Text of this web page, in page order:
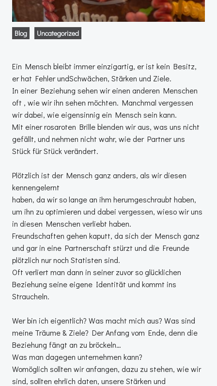
Blog Uncategorized
Ein Mensch bleibt immer einzigartig, er ist kein Besitz,
er hat Fehler undSchwächen, Stärken und Ziele.
In einer Beziehung sehen wir einen anderen Menschen
oft , wie wir ihn sehen möchten. Manchmal vergessen
wir dabei, wie eigensinnig ein Mensch sein kann.
Mit einer rosaroten Brille blenden wir aus, was uns nicht
gefällt, und nehmen nicht wahr, wie der Partner uns
Stück für Stück verändert.
Plötzlich ist der Mensch ganz anders, als wir diesen
kennengelernt
haben, da wir so lange an ihm herumgeschraubt haben,
um ihn zu optimieren und dabei vergessen, wieso wir uns
in diesen Menschen verliebt haben.
Freundschaften gehen kaputt, da sich der Mensch ganz
und gar in eine Partnerschaft stürzt und die Freunde
plötzlich nur noch Statisten sind.
Oft verliert man dann in seiner zuvor so glücklichen
Beziehung seine eigene Identität und kommt ins
Straucheln.
Wer bin ich eigentlich? Was macht mich aus? Was sind
meine Träume & Ziele? Der Anfang vom Ende, denn die
Beziehung fängt an zu bröckeln…
Was man dagegen unternehmen kann?
Womöglich sollten wir anfangen, dazu zu stehen, wie wir
sind, sollten ehrlich daten, unsere Stärken und